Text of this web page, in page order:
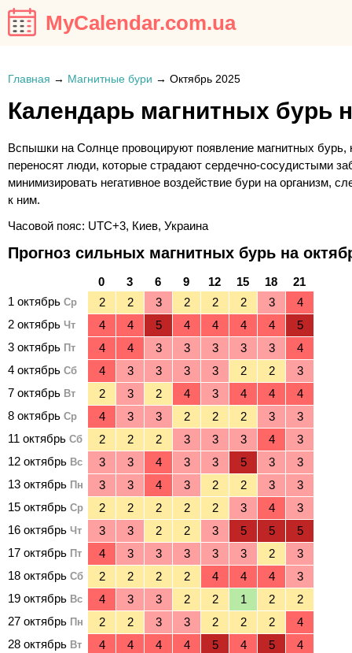
MyCalendar.com.ua
Главная → Магнитные бури → Октябрь 2025
Календарь магнитных бурь
Вспышки на Солнце провоцируют появление магнитных
переносят люди, которые страдают сердечно-сосудистыми
минимизировать негативное воздействие бури на организм,
к ним.
Часовой пояс: UTC+3, Киев, Украина
Прогноз сильных магнитных бурь на
0 3 6 9 12 15 18
21
1 октябрь Ср
2 октябрь Чт
3 октябрь Пт
4 октябрь Сб
7 октябрь Вт
8 октябрь Ср
11 октябрь Сб
12 октябрь Вс
13 октябрь Пн
15 октябрь Ср
16 октябрь Чт
17 октябрь Пт
18 октябрь Сб
19 октябрь Вс
27 октябрь Пн
28 октябрь Вт